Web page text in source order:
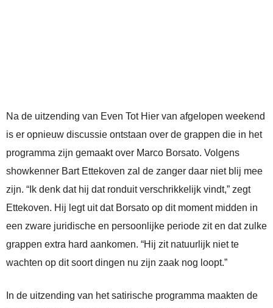
Na de uitzending van Even Tot Hier van afgelopen weekend
is er opnieuw discussie ontstaan over de grappen die in het
programma zijn gemaakt over Marco Borsato. Volgens
showkenner Bart Ettekoven zal de zanger daar niet blij mee
zijn. “Ik denk dat hij dat ronduit verschrikkelijk vindt,” zegt
Ettekoven. Hij legt uit dat Borsato op dit moment midden in
een zware juridische en persoonlijke periode zit en dat zulke
grappen extra hard aankomen. “Hij zit natuurlijk niet te
wachten op dit soort dingen nu zijn zaak nog loopt.”
In de uitzending van het satirische programma maakten de